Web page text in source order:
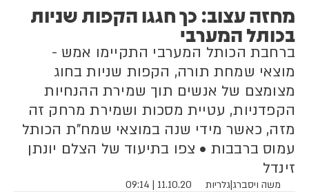
מחזה עצוב: כך חגגו הקפות שניות
בכותל המערבי
ברחבת הכותל המערבי התקיימו אמש -
מוצאי שמחת תורה, הקפות שניות בחוג
מצומצם של אנשים תוך שמירת ההנחיות
הקפדניות, עטיית מסכות ושמירת מרחק זה
מזה, כאשר מידי שנה במוצאי שמח"ת הכותל
עמוס ברבבות • צפו בתיעוד של הצלם יונתן
זינדל
משה ויסברג|גלריות 11.10.20 | 09:14